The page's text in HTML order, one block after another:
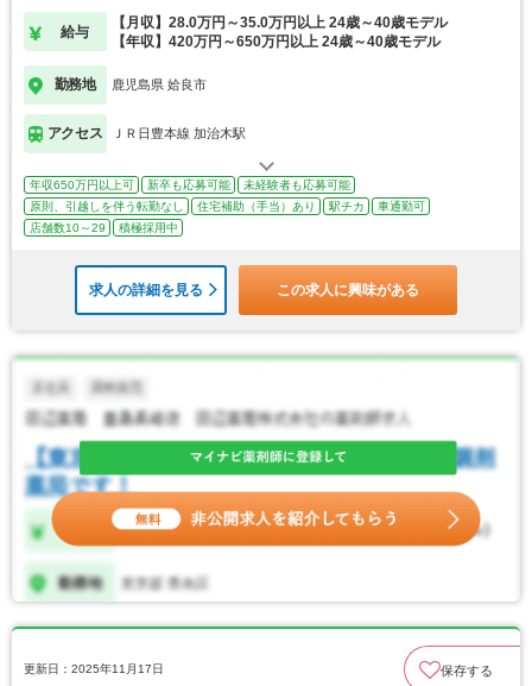
給与
【月収】28.0万円～35.0万円以上 24歳～40歳モデル
【年収】420万円～650万円以上 24歳～40歳モデル
勤務地 鹿児島県 姶良市
アクセス ＪＲ日豊本線 加治木駅
年収650万円以上可 新卒も応募可能
未経験者も応募可能
原則、引越しを伴う転勤なし
住宅補助（手当）あり 駅チカ
車通勤可
店舗数10～29
積極採用中
求人の詳細を見る この求人に興味がある
更新日：2025年11月17日 保存する